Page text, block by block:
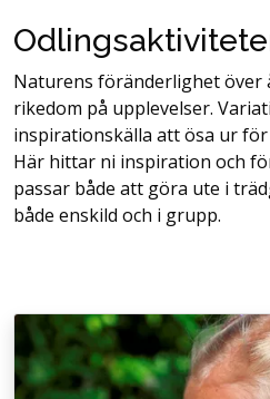
Naturens föränderlighet över
rikedom på upplevelser.
inspirationskälla att ösa ur
Här hittar ni inspiration och
passar både att göra ute i
både enskild och i grupp.